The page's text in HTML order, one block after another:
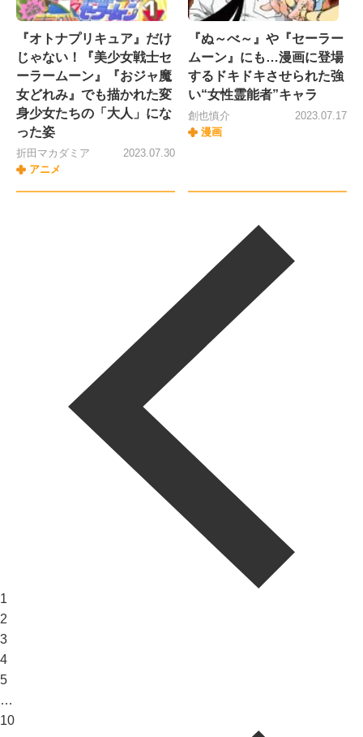
『オトナプリキュア』だけ
じゃない！『美少女戦士セ
ーラームーン』『おジャ魔
女どれみ』でも描かれた変
身少女たちの「大人」にな
った姿
折田マカダミア
アニメ
2023.07.30
『ぬ～べ～』や『セーラー
ムーン』にも…漫画に登場
するドキドキさせられた強
い“女性霊能者”キャラ
創也慎介
漫画
2023.07.17
1
2
3
4
5
…
10